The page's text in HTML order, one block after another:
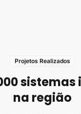
Projetos Realizados
na região